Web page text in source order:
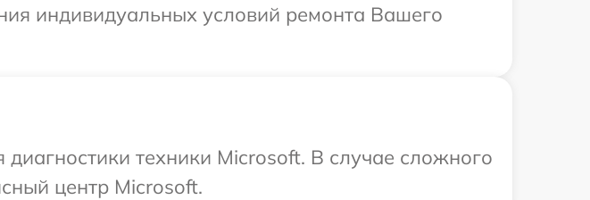
индивидуальных условий ремонта Вашего
техники Microsoft. В случае сложного
центр Microsoft.